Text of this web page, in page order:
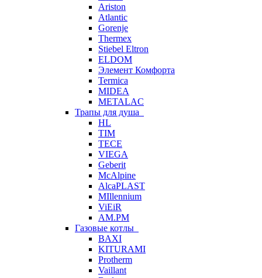
Ariston
Atlantic
Gorenje
Thermex
Stiebel Eltron
ELDOM
Элемент Комфорта
Termica
MIDEA
METALAC
Трапы для душа
HL
TIM
TECE
VIEGA
Geberit
McAlpine
AlcaPLAST
MIllennium
ViEiR
AM.PM
Газовые котлы
BAXI
KITURAMI
Protherm
Vaillant